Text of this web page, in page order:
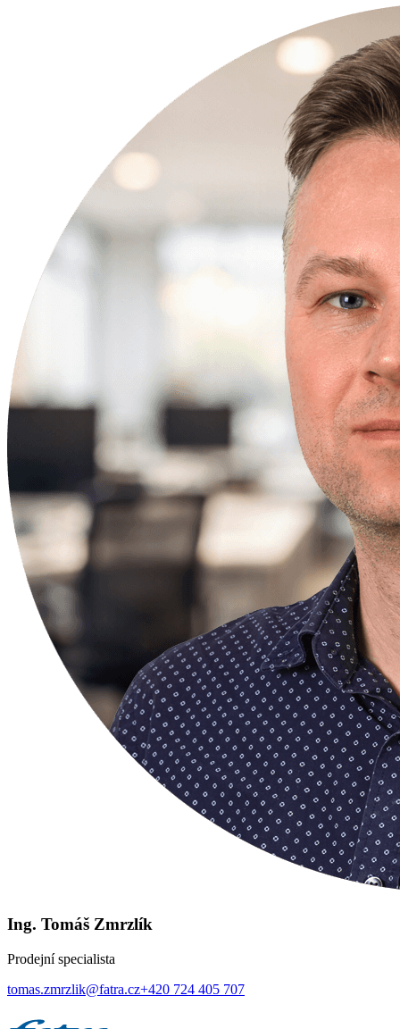
Ing. Tomáš Zmrzlík
Prodejní specialista
tomas.zmrzlik@fatra.cz+420 724 405 707